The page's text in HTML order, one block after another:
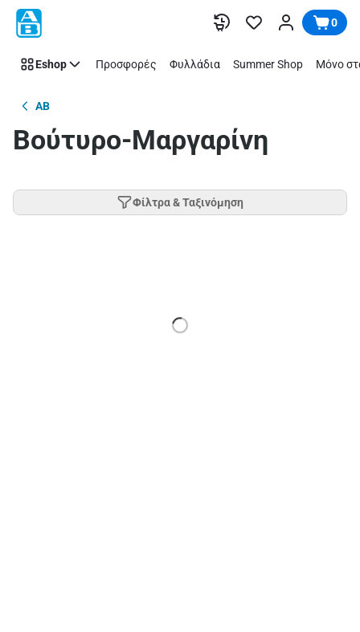
Παράλειψη 0
Eshop Προσφορές Φυλλάδια Summer Shop Μόνο
AB
Βούτυρο-Μαργαρίνη
Φίλτρα & Ταξινόμηση